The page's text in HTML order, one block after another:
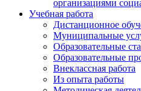
организациями
Учебная работа
Дистанционное
Муниципальные
Образовательные
Образовательные
Внеклассная работа
Из опыта работы